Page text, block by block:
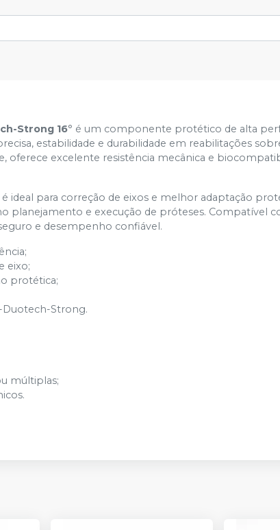
Ver info
Strong 16° é um componente protético de alta
estabilidade e durabilidade em reabilitações
oferece excelente resistência mecânica e
é ideal para correção de eixos e melhor adaptação
planejamento e execução de próteses. Compatível
e desempenho confiável.
eixo;
protética;
Strong.
múltiplas;